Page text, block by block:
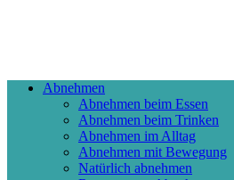
Abnehmen
Abnehmen beim Essen
Abnehmen beim Trinken
Abnehmen im Alltag
Abnehmen mit Bewegung
Natürlich abnehmen